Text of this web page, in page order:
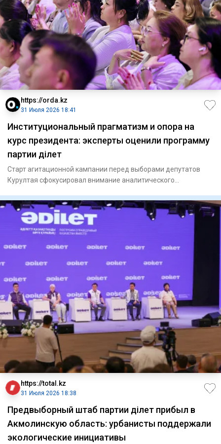
https://orda.kz
31 Июля 2026 18:41
Институциональный прагматизм и опора на
курс президента: эксперты оценили программу
партии Әділет
Старт агитационной кампании перед выборами депутатов
Курултая сфокусировал внимание аналитического
https://total.kz
31 Июля 2026 18:38
Предвыборный штаб партии Әділет прибыл в
Акмолинскую область: урбанисты поддержали
экологические инициативы